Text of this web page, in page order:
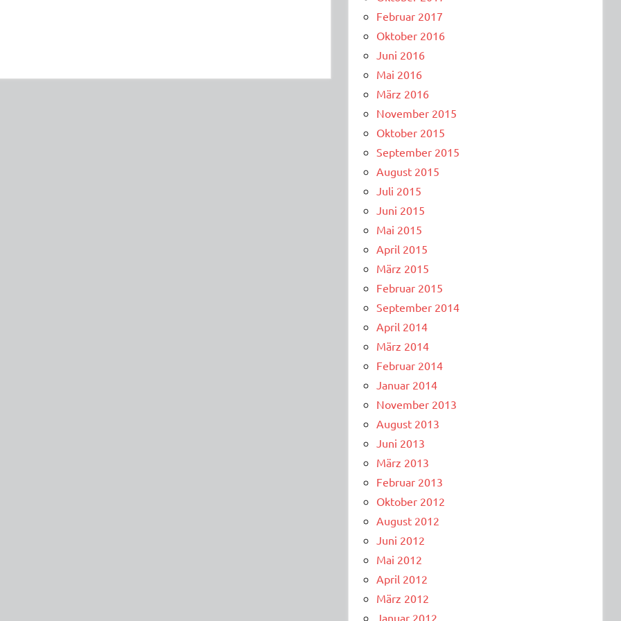
Februar 2017
Oktober 2016
Juni 2016
Mai 2016
März 2016
November 2015
Oktober 2015
September 2015
August 2015
Juli 2015
Juni 2015
Mai 2015
April 2015
März 2015
Februar 2015
September 2014
April 2014
März 2014
Februar 2014
Januar 2014
November 2013
August 2013
Juni 2013
März 2013
Februar 2013
Oktober 2012
August 2012
Juni 2012
Mai 2012
April 2012
März 2012
Januar 2012